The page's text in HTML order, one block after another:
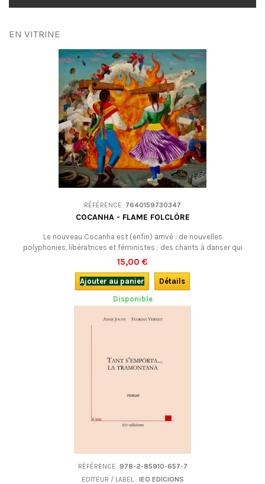
EN VITRINE
RÉFÉRENCE: 7640159730347
COCANHA - FLAME FOLCLÒRE
Le nouveau Cocanha est (enfin) arrivé : de nouvelles
polyphonies, libératrices et féministes : des chants à danser qui
grondent de mille révoltes. Place aux bourrées façon beatbox, aux
branles en transe et autres rondeaux gascons amplifiés, qui invitent
irrésistiblement à la danse ! À écouter et à danser.
15,00 €
Ajouter au panier
Détails
Disponible
RÉFÉRENCE: 978-2-85910-657-7
EDITEUR / LABEL : IEO EDICIONS